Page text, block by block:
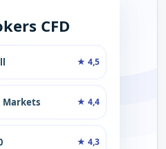
CFD
★4,5
Markets ★4,4
★4,3